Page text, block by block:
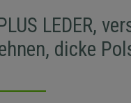
LEDER,
dicke